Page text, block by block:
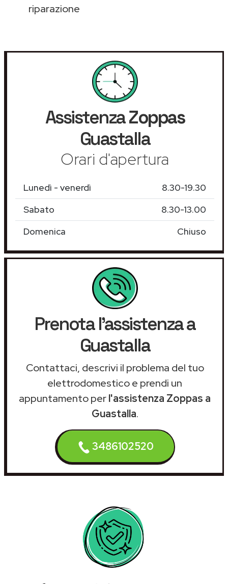
riparazione
AssistenzaZoppas
Guastalla
Orari d'apertura
Lunedì - venerdì
8.30-19.30
Sabato
8.30-13.00
Domenica
Chiuso
Prenota l'assistenza a
Guastalla
Contattaci, descrivi il problema del tuo
elettrodomestico e prendi un
appuntamento perl'assistenza Zoppas a
Guastalla.
3486102520